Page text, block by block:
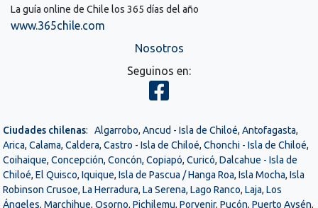
La guía online de Chile los 365 días del año
www.365chile.com
Nosotros
Seguinos en:
Ciudades chilenas: Algarrobo, Ancud - Isla de Chiloé, Antofagasta,
Arica, Calama, Caldera, Castro - Isla de Chiloé, Chonchi - Isla de Chiloé,
Coihaique, Concepción, Concón, Copiapó, Curicó, Dalcahue - Isla de
Chiloé, El Quisco, Iquique, Isla de Pascua / Hanga Roa, Isla Mocha, Isla
Robinson Crusoe, La Herradura, La Serena, Lago Ranco, Laja, Los
Ángeles, Marchihue, Osorno, Pichilemu, Porvenir, Pucón, Puerto Aysén,